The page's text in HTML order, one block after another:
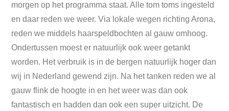
morgen op het programma staat. Alle tom toms ingesteld
en daar reden we weer. Via lokale wegen richting Arona,
reden we middels haarspeldbochten al gauw omhoog.
Ondertussen moest er natuurlijk ook weer getankt
worden. Het verbruik is in de bergen natuurlijk hoger dan
wij in Nederland gewend zijn. Na het tanken reden we al
gauw flink de hoogte in en het weer was dan ook
fantastisch en hadden dan ook een super uitzicht. De